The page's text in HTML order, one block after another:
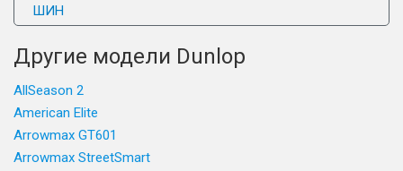
ШИН
Другие модели Dunlop
AllSeason 2
American Elite
Arrowmax GT601
Arrowmax StreetSmart